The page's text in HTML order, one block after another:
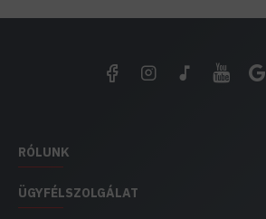
RÓLUNK
ÜGYFÉLSZOLGÁLAT